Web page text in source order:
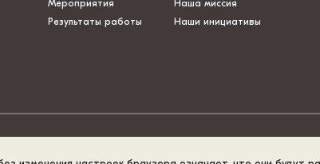
Мероприятия
Результаты работы
Наша миссия
Наши инициативы